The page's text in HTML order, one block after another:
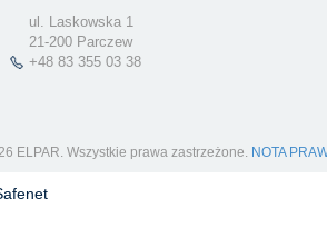
ul. Laskowska 1
21-200 Parczew
+48 83 355 03 38
ELPAR. Wszystkie prawa zastrzeżone. NOTA